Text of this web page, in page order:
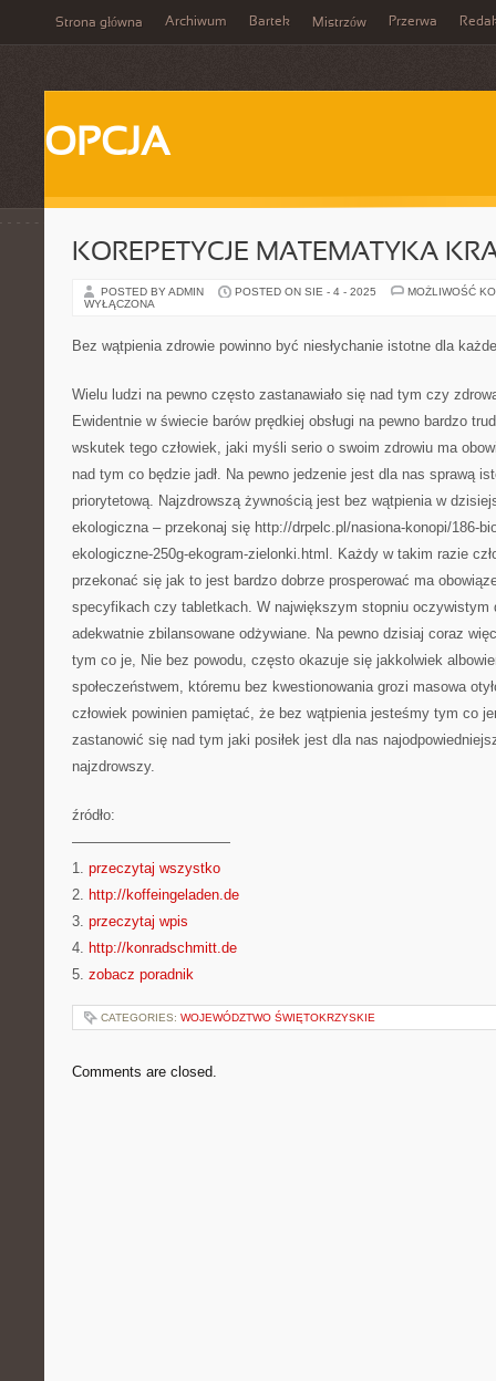
Strona główna Archiwum Bartek Mistrzów Przerwa
OPCJA
KOREPETYCJE MATEMATYKA
POSTED BY ADMIN POSTED ON SIE - 4 - 2025
MOŻLIWOŚĆ
WYŁĄCZONA
Bez wątpienia zdrowie powinno być niesłychanie istotne dla
Wielu ludzi na pewno często zastanawiało się nad tym czy
Ewidentnie w świecie barów prędkiej obsługi na pewno bardzo
wskutek tego człowiek, jaki myśli serio o swoim zdrowiu ma
nad tym co będzie jadł. Na pewno jedzenie jest dla nas sprawą
priorytetową. Najzdrowszą żywnością jest bez wątpienia w
ekologiczna – przekonaj się http://drpelc.pl/nasiona-konopi/186-
ekologiczne-250g-ekogram-zielonki.html. Każdy w takim razie
przekonać się jak to jest bardzo dobrze prosperować ma
specyfikach czy tabletkach. W największym stopniu oczywistym
adekwatnie zbilansowane odżywiane. Na pewno dzisiaj coraz
tym co je, Nie bez powodu, często okazuje się jakkolwiek
społeczeństwem, któremu bez kwestionowania grozi masowa
człowiek powinien pamiętać, że bez wątpienia jesteśmy tym co
zastanowić się nad tym jaki posiłek jest dla nas
najzdrowszy.
źródło:
———————————
1. przeczytaj wszystko
2. http://koffeingeladen.de
3. przeczytaj wpis
4. http://konradschmitt.de
5. zobacz poradnik
CATEGORIES: WOJEWÓDZTWO ŚWIĘTOKRZYSKIE
Comments are closed.